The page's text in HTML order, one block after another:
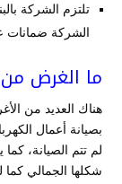
تلتزم الشركة
الشركة ضمانات
ما الغرض من
هناك العديد من
بصيانة أعمال
لم تتم الصيانة،
شكلها الجمالي كما